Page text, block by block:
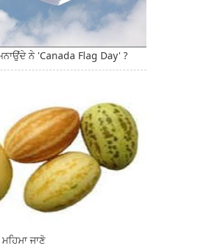
ਨੇ 'Canada Flag Day' ?
ਜਾਣੋ